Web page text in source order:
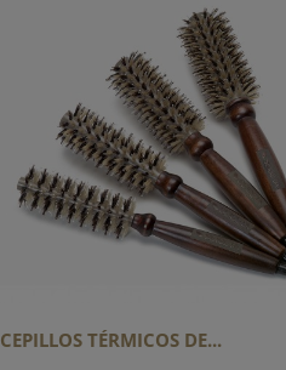
CEPILLOS TÉRMICOS DE...